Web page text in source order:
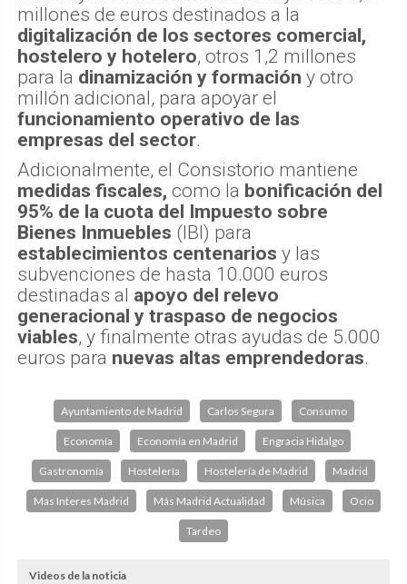
millones de euros destinados a la
digitalización de los sectores comercial,
hostelero y hotelero, otros 1,2 millones
para la dinamización y formación y otro
millón adicional, para apoyar el
funcionamiento operativo de las
empresas del sector.
Adicionalmente, el Consistorio mantiene
medidas fiscales, como la bonificación del
95% de la cuota del Impuesto sobre
Bienes Inmuebles (IBI) para
establecimientos centenarios y las
subvenciones de hasta 10.000 euros
destinadas al apoyo del relevo
generacional y traspaso de negocios
viables, y finalmente otras ayudas de 5.000
euros para nuevas altas emprendedoras.
Ayuntamiento de Madrid Carlos Segura Consumo
Economía Economía en Madrid Engracia Hidalgo
Gastronomía Hostelería Hostelería de Madrid Madrid
Mas Interes Madrid Más Madrid Actualidad Música Ocio
Tardeo
Videos de la noticia